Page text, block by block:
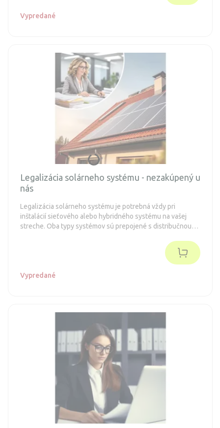
Vypredané
Legalizácia solárneho systému - nezakúpený u
nás
Legalizácia solárneho systému je potrebná vždy pri
inštalácií sieťového alebo hybridného systému na vašej
streche. Oba typy systémov sú prepojené s distribučnou
Vypredané